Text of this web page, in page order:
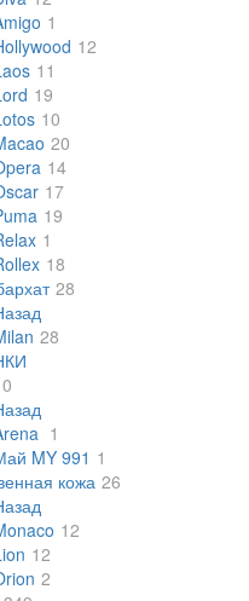
1
12
11
19
10
20
14
17
19
1
18
28
28
1
MY 991 1
кожа 26
12
12
2